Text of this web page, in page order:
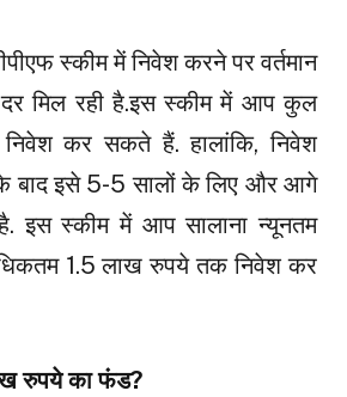
स्कीम में निवेश करने पर वर्तमान
दर मिल रही है.इस स्कीम में आप कुल
कर सकते हैं. हालांकि, निवेश
बाद इसे 5-5 सालों के लिए और आगे
इस स्कीम में आप सालाना न्यूनतम
1.5 लाख रुपये तक निवेश कर
रुपये का फंड?